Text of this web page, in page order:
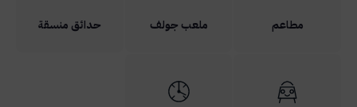
مطاعم ملعب جولف حدائق منسقة